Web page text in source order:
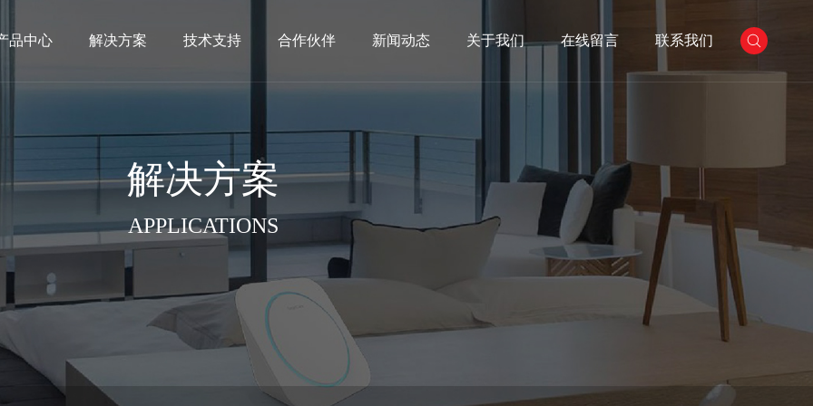
品中心 解决方案 技术支持 合作伙伴 新闻动态 关于我们 在线留言 联系我们
解决方案
APPLICATIONS